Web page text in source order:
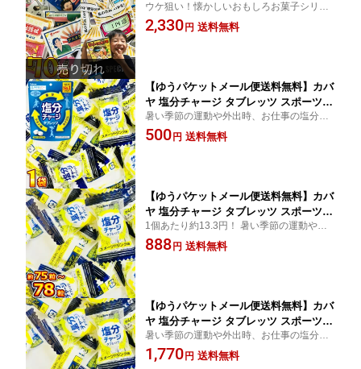
りやさん カプセルラムネ ＆ ナニナニレ
トロ 合計70袋 詰め合わせセット【 お祭
ウケ狙い！懐かしいおもしろお菓子シリー
ズ【販促品 お祭り 景品 縁日 駄菓子 ギフト
お菓子 ギフト】
2,330 円 送料無料
【ゆうパケットメール便送料無料】カバ
ヤ 塩分チャージ タブレッツ スポーツド
リンク味 1袋（合計約25個〜26個）【
まとめ買い 個包装 塩分 チャージ カバ
暑い季節の運動や外出時、お仕事の塩分補
給に！【販促品 お祭り 景品 縁日 】【子供
スポーツ 熱中症 熱中症対策 塩 ラムネ 】
500 円 送料無料
【ゆうパケットメール便送料無料】カバ
ヤ 塩分チャージ タブレッツ スポーツド
リンク味 3袋（合計約75個〜78個）【
熱中症 ポイント消化 塩分補給 塩分 個
1個あたり約13.3円！ 暑い季節の運動や外
出時、お仕事の塩分補給に！【販促品 お祭
り 景品 縁日 駄菓子 ギフト お菓子 ギフト
888 円 送料無料
【ゆうパケットメール便送料無料】カバ
ヤ 塩分チャージ タブレッツ スポーツド
リンク味 約130個【 熱中症 ポイント消
化 まとめ買い 塩分補給 塩分 個包装 駄
暑い季節の運動や外出時、お仕事の塩分補
給に！【販促品 お祭り 景品 縁日 駄菓子 ギ
フト お菓子 ギフト カバヤ 塩分チャージタ
1,770 円 送料無料